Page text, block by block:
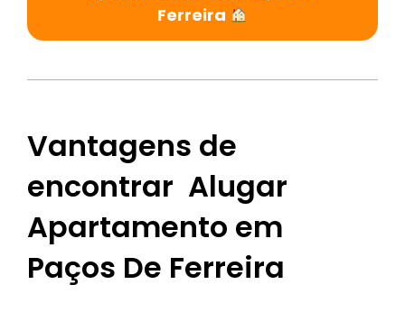
Ferreira
Vantagens de
encontrar Alugar
Apartamento em
Paços De Ferreira